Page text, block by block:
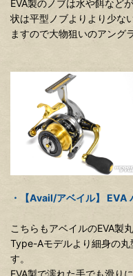
EVA製のノブは水や餌など
状は平型ノブよりより少な
ますので大物狙いのアング
・【Avail/アベイル】 EVA
こちらもアベイルのEVA製
Type-Aモデルより細身の丸
す。